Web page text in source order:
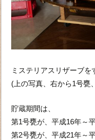
ミステリアスリザーブを
(上の写真、右から1号甕
貯蔵期間は、
第1号甕が、平成16年～平
第2号甕が、平成21年～平